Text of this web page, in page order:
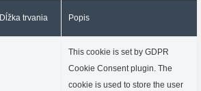
Dĺžka trvania Popis
This cookie is set by GDPR
Cookie Consent plugin. The
cookie is used to store the user